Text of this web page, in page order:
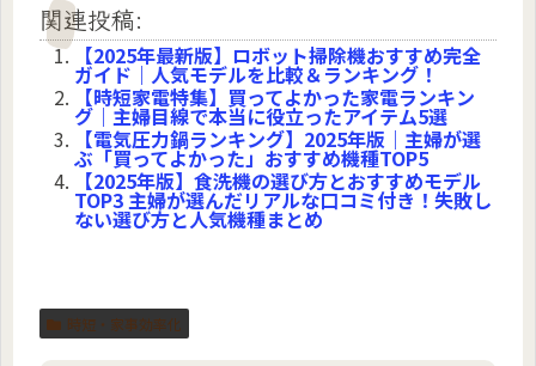
関連投稿:
【2025年最新版】ロボット掃除機おすすめ完全
ガイド｜人気モデルを比較＆ランキング！
【時短家電特集】買ってよかった家電ランキン
グ｜主婦目線で本当に役立ったアイテム5選
【電気圧力鍋ランキング】2025年版｜主婦が選
ぶ「買ってよかった」おすすめ機種TOP5
【2025年版】食洗機の選び方とおすすめモデル
TOP3 主婦が選んだリアルな口コミ付き！失敗し
ない選び方と人気機種まとめ
時短・家事効率化